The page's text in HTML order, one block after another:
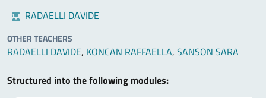
RADAELLI DAVIDE
OTHER TEACHERS
RADAELLI DAVIDE, KONCAN RAFFAELLA, SANSON SARA
Structured into the following modules: